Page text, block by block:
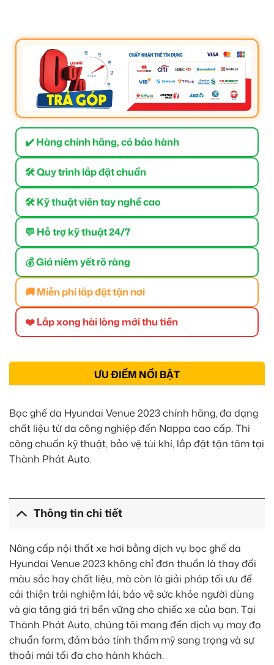
✔️ Hàng chính hãng, có bảo hành
🛠 Quy trình lắp đặt chuẩn
🛠 Kỹ thuật viên tay nghề cao
💬 Hỗ trợ kỹ thuật 24/7
💰 Giá niêm yết rõ ràng
🚚 Miễn phí lắp đặt tận nơi
❤️ Lắp xong hài lòng mới thu tiền
ƯU ĐIỂM NỔI BẬT
Bọc ghế da Hyundai Venue 2023 chính hãng, đa dạng
chất liệu từ da công nghiệp đến Nappa cao cấp. Thi
công chuẩn kỹ thuật, bảo vệ túi khí, lắp đặt tận tâm tại
Thành Phát Auto.
Thông tin chi tiết
Nâng cấp nội thất xe hơi bằng dịch vụ bọc ghế da
Hyundai Venue 2023 không chỉ đơn thuần là thay đổi
màu sắc hay chất liệu, mà còn là giải pháp tối ưu để
cải thiện trải nghiệm lái, bảo vệ sức khỏe người dùng
và gia tăng giá trị bền vững cho chiếc xe của bạn. Tại
Thành Phát Auto, chúng tôi mang đến dịch vụ may đo
chuẩn form, đảm bảo tính thẩm mỹ sang trọng và sự
thoải mái tối đa cho hành khách.